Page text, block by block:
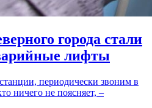
города стали
лифты
периодически звоним в
ничего не поясняет, –